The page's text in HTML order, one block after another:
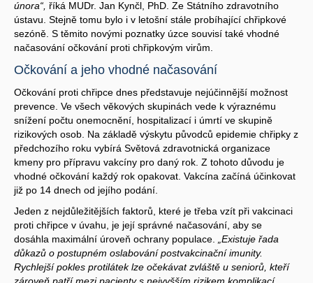
února“, říká MUDr. Jan Kynčl, PhD. Ze Státního zdravotního
ústavu. Stejně tomu bylo i v letošní stále probíhající chřipkové
sezóně. S těmito novými poznatky úzce souvisí také vhodné
načasování očkování proti chřipkovým virům.
Očkování a jeho vhodné načasování
Očkování proti chřipce dnes představuje nejúčinnější možnost
prevence. Ve všech věkových skupinách vede k výraznému
snížení počtu onemocnění, hospitalizací i úmrtí ve skupině
rizikových osob. Na základě výskytu původců epidemie chřipky z
předchozího roku vybírá Světová zdravotnická organizace
kmeny pro přípravu vakcíny pro daný rok. Z tohoto důvodu je
vhodné očkování každý rok opakovat. Vakcína začíná účinkovat
již po 14 dnech od jejího podání.
Jeden z nejdůležitějších faktorů, které je třeba vzít při vakcinaci
proti chřipce v úvahu, je její správné načasování, aby se
dosáhla maximální úroveň ochrany populace.
„Existuje řada
důkazů o postupném oslabování postvakcinační imunity.
Rychlejší pokles protilátek lze očekávat zvláště u seniorů, kteří
zároveň patří mezi pacienty s nejvyšším rizikem komplikací.